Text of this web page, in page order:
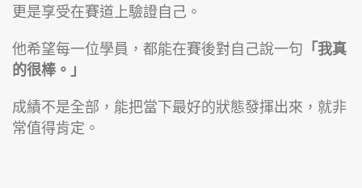
更是享受在賽道上驗證自己。
他希望每一位學員，都能在賽後對自己說一句 「我真
的很棒。」
成績不是全部，能把當下最好的狀態發揮出來，就非
常值得肯定。